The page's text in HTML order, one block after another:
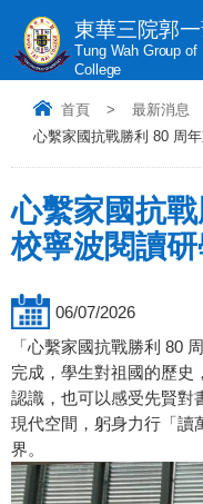
東華三院郭
Tung Wah Group
College
首頁 > 最新消息
心繫家國抗戰勝利 80 周
心繫家國抗
校寧波閱讀
06/07/2026
「心繫家國抗戰勝利 80
完成，學生對祖國的歷史
認識，也可以感受先賢對
現代空間，躬身力行「讀
界。